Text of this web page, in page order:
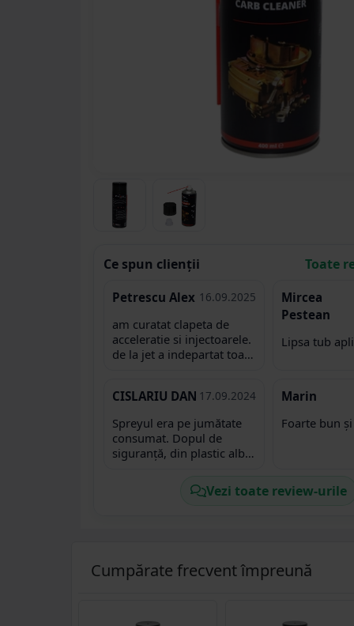
Ce spun clienții Toate
Petrescu Alex 16.09.2025
am curatat clapeta de
acceleratie si injectoarele.
de la jet a indepartat toate
inmoaie. perfect!
Mircea
Pestean
Lipsa tub
CISLARIU DAN 17.09.2024
Spreyul era pe jumătate
consumat. Dopul de
siguranță, din plastic alb,
inelul de jos, motiv pentru
care înclin să cred că
cam dezamăgit. Calitatea
dorit să primesc tubul
Marin
Foarte bun
Vezi toate review-urile
Cumpărate frecvent împreună